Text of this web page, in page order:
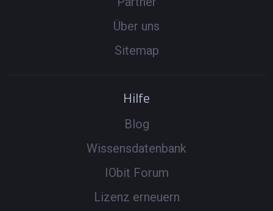
Über uns
Sitemap
Hilfe
Blog
Wissensdatenbank
IObit Forum
Lizenz erneuern